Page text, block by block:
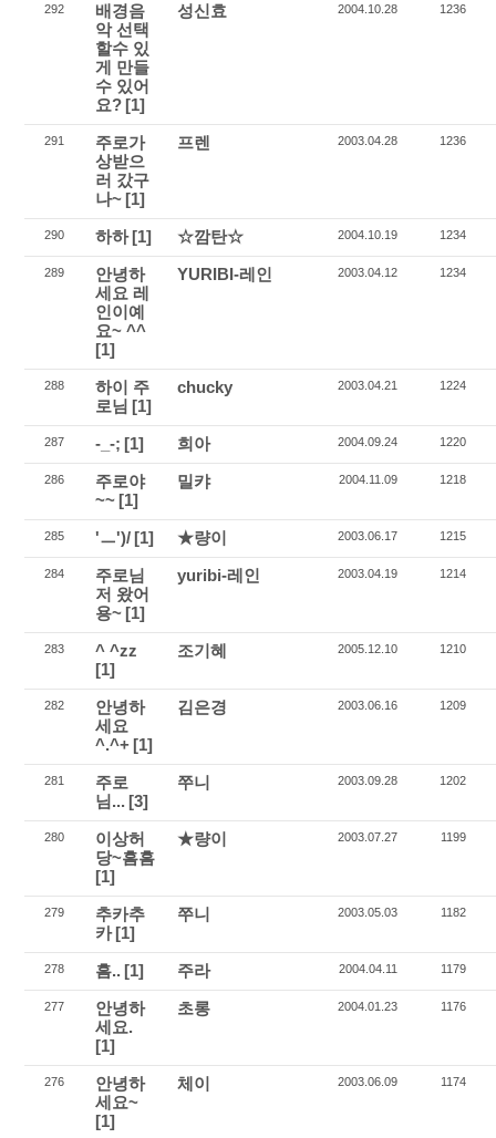
292
배경음
악 선택
할수 있
게 만들
수 있어
요? [1]
성신효 2004.10.28 1236
291
주로가
상받으
러 갔구
나~ [1]
프렌 2003.04.28 1236
290 하하[1] ☆깜탄☆ 2004.10.19 1234
289
안녕하
세요 레
인이예
요~ ^^
[1]
YURIBI-레인 2003.04.12 1234
288
하이 주
로님 [1]
chucky 2003.04.21 1224
287 -_-; [1] 희아 2004.09.24 1220
286
주로야
~~ [1]
밀캬 2004.11.09 1218
285 'ㅡ')/ [1] ★량이 2003.06.17 1215
284
주로님
저 왔어
용~ [1]
yuribi-레인 2003.04.19 1214
283
^ ^zz
[1]
조기혜 2005.12.10 1210
282
안녕하
세요
^.^+ [1]
김은경 2003.06.16 1209
281
주로
님... [3]
쭈니 2003.09.28 1202
280
이상허
당~흠흠
[1]
★량이 2003.07.27 1199
279
추카추
카[1]
쭈니 2003.05.03 1182
278 흠.. [1] 주라 2004.04.11 1179
277
안녕하
세요.
[1]
초롱 2004.01.23 1176
276
안녕하
세요~
[1]
체이 2003.06.09 1174